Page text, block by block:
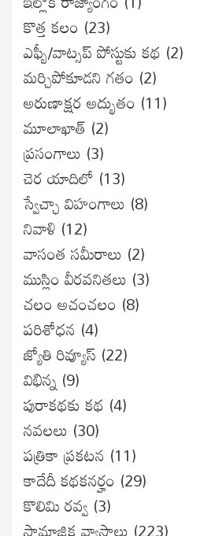
కొత్త కలం (23)
ఎఫ్బీ/వాట్సప్ పోస్టుకు కథ (2)
మర్చిపోకూడని గతం (2)
అరుణాక్షర అద్భుతం (11)
మూలాఖాత్ (2)
ప్రసంగాలు (3)
చెర యాదిలో (13)
స్వేచ్ఛా విహంగాలు (8)
నివాళి (12)
వాసంత సమీరాలు (2)
ముస్లిం వీరవనితలు (3)
చలం అచంచలం (8)
ప‌రిశోధ‌న‌ (4)
జ్యోతి రివ్యూస్ (22)
విభిన్న (9)
పురాకథకు కథ (4)
నవలలు (30)
పత్రికా ప్రకటన (11)
కాదేదీ కథకనర్హం (29)
కొలిమి రవ్వ (3)